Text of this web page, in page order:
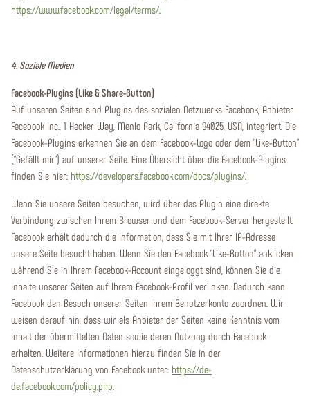
https://www.facebook.com/legal/terms/
4. Soziale Medien
Facebook-Plugins (Like & Share-Button)
Auf unseren Seiten sind Plugins des sozialen Netzwerks Facebook, Anbieter
Facebook Inc., 1 Hacker Way, Menlo Park, California 94025, USA, integriert. Die
Facebook-Plugins erkennen Sie an dem Facebook-Logo oder dem "Like-Button"
("Gefällt mir") auf unserer Seite. Eine Übersicht über die Facebook-Plugins
finden Sie hier: https://developers.facebook.com/docs/plugins/
Wenn Sie unsere Seiten besuchen, wird über das Plugin eine direkte
Verbindung zwischen Ihrem Browser und dem Facebook-Server hergestellt.
Facebook erhält dadurch die Information, dass Sie mit Ihrer IP-Adresse
unsere Seite besucht haben. Wenn Sie den Facebook "Like-Button" anklicken
während Sie in Ihrem Facebook-Account eingeloggt sind, können Sie die
Inhalte unserer Seiten auf Ihrem Facebook-Profil verlinken. Dadurch kann
Facebook den Besuch unserer Seiten Ihrem Benutzerkonto zuordnen. Wir
weisen darauf hin, dass wir als Anbieter der Seiten keine Kenntnis vom
Inhalt der übermittelten Daten sowie deren Nutzung durch Facebook
erhalten. Weitere Informationen hierzu finden Sie in der
Datenschutzerklärung von Facebook unter: https://de-
de.facebook.com/policy.php